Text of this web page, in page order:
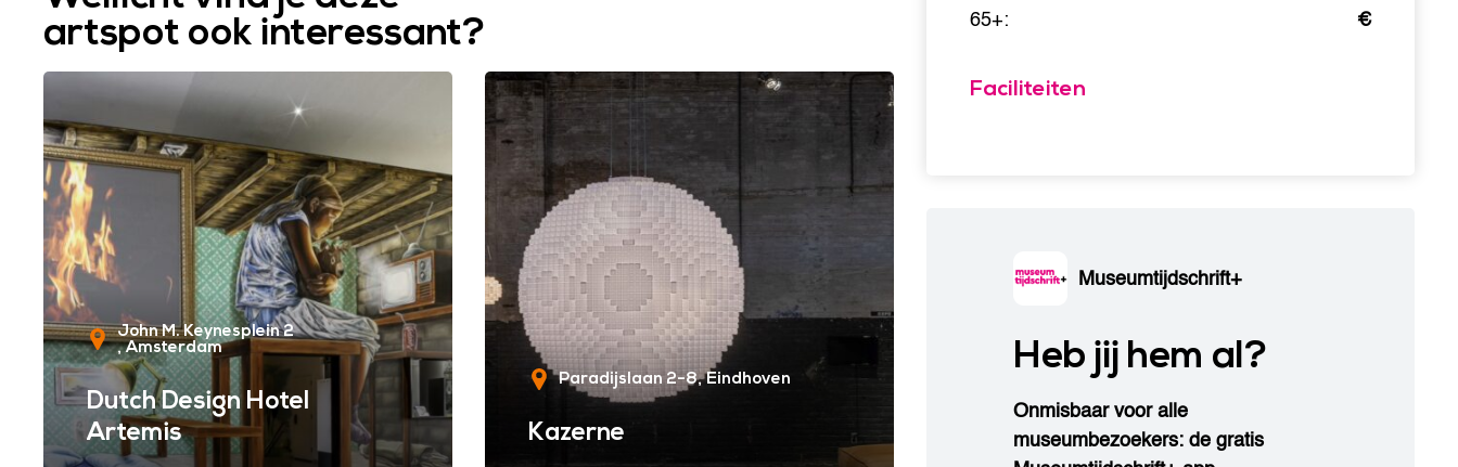
artspot ook interessant?
John M. Keynesplein 2
Amsterdam
Dutch Design Hotel
Artemis
Paradijslaan 2-8 Eindhoven
Kazerne
65+:
€
Faciliteiten
Museumtijdschrift+
Heb jij hem al?
Onmisbaar voor alle
museumbezoekers: de gratis